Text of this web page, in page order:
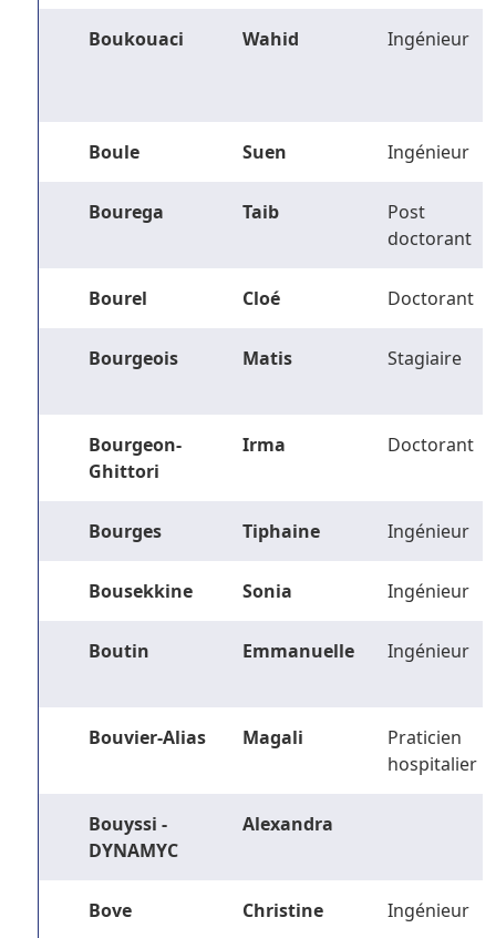
Boukouaci Wahid Ingénieur
Boule Suen Ingénieur
Bourega Taib
Post
doctorant
Bourel Cloé Doctorant
Bourgeois Matis Stagiaire
Bourgeon-
Ghittori
Irma Doctorant
Bourges Tiphaine Ingénieur
Bousekkine Sonia Ingénieur
Boutin Emmanuelle Ingénieur
Bouvier-Alias Magali
Praticien
hospitalier
Bouyssi -
DYNAMYC
Alexandra
Bove Christine Ingénieur